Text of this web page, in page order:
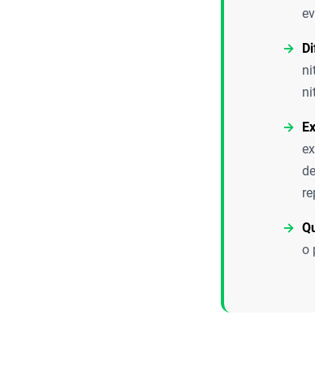
o